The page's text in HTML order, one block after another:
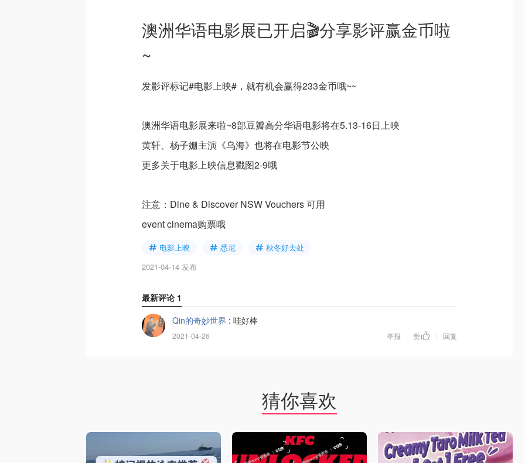
澳洲华语电影展已开启🎬分享影评赢金币啦
~
发影评标记#电影上映#，就有机会赢得233金币哦~~
澳洲华语电影展来啦~8部豆瓣高分华语电影将在5.13-16日上映
黄轩、杨子姗主演《乌海》也将在电影节公映
更多关于电影上映信息戳图2-9哦
注意：Dine & Discover NSW Vouchers 可用
event cinema购票哦
电影上映 悉尼
秋冬好去处
2021-04-14 发布
最新评论 1
Qin的奇妙世界 : 哇好棒
2021-04-26 举报 | 赞 | 回复
猜你喜欢